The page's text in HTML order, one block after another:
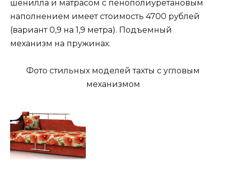
шенилла и матрасом с пенополиуретановым
наполнением имеет стоимость 4700 рублей
(вариант 0,9 на 1,9 метра). Подъемный
механизм на пружинах.
Фото стильных моделей тахты с угловым
механизмом